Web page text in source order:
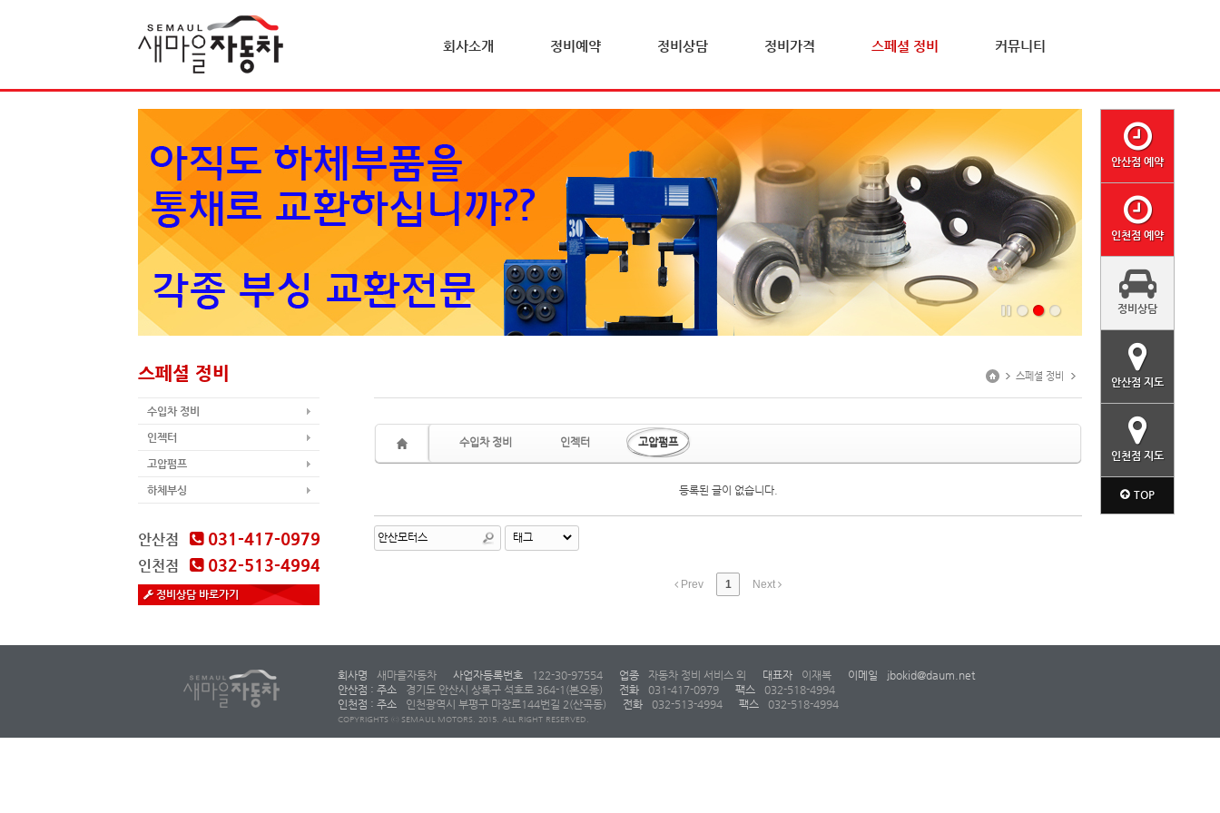
회사소개 정비예약 정비상담 정비가격 스페셜 정비 커뮤니티
스페셜 정비
수입차 정비
인젝터
고압펌프
하체부싱
안산점 031-417-0979
인천점 032-513-4994
정비상담 바로가기
스페셜 정비
수입차 정비 인젝터 고압펌프
등록된 글이 없습니다.
Prev 1 Next
안산점 예약
인천점 예약
정비상담
안산점 지도
인천점 지도
TOP
회사명 새마을자동차 사업자등록번호 122-30-97554 업종 자동차 정비 서비스 외 대표자 이재복 이메일
jbokid@daum.net
안산점 : 주소
경기도 안산시 상록구 석호로 364-1(본오동) 전화 031-417-0979 팩스
032-518-4994
인천점 : 주소
인천광역시 부평구 마장로144번길 2(산곡동) 전화 032-513-4994 팩스 032-518-4994
COPYRIGHTS ⓒ SEMAUL MOTORS. 2015. ALL RIGHT RESERVED.